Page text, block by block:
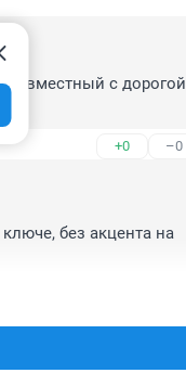
совместный с дорогой
+0 –0
без акцента на